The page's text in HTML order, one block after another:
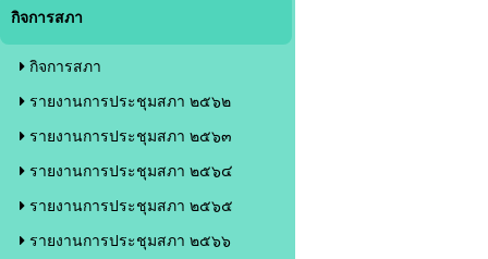
กิจการสภา
กิจการสภา
รายงานการประชุมสภา ๒๕๖๒
รายงานการประชุมสภา ๒๕๖๓
รายงานการประชุมสภา ๒๕๖๔
รายงานการประชุมสภา ๒๕๖๕
รายงานการประชุมสภา ๒๕๖๖